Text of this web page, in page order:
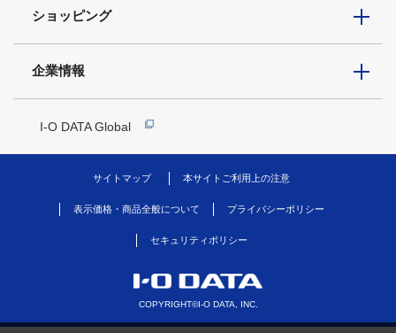
ショッピング
企業情報
I-O DATA Global
サイトマップ 本サイトご利用上の注意
表示価格・商品全般について プライバシーポリシー
セキュリティポリシー
COPYRIGHT©I-O DATA, INC.